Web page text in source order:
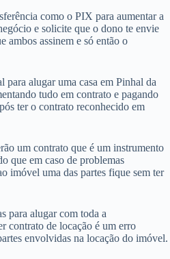
como o PIX para aumentar a
e solicite que o dono te envie
ambos assinem e só então o
para alugar uma casa em Pinhal da
tudo em contrato e pagando
ter o contrato reconhecido em
um contrato que é um instrumento
que em caso de problemas
imóvel uma das partes fique sem ter
para alugar com toda a
contrato de locação é um erro
envolvidas na locação do imóvel.